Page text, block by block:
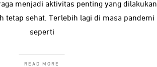
menjadi aktivitas penting yang dilakukan
tetap sehat. Terlebih lagi di masa pandemi
seperti
READ MORE